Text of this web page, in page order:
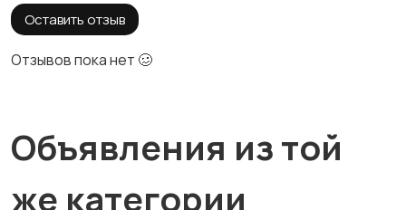
Оставить отзыв
Отзывов пока нет 🥴
Объявления из той
же категории